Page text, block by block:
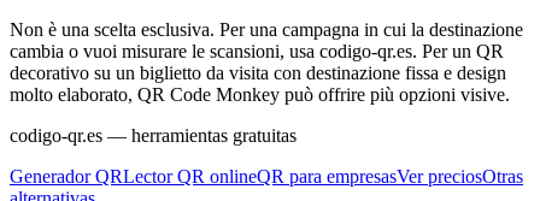
Non è una scelta esclusiva. Per una campagna in cui la destinazione
cambia o vuoi misurare le scansioni, usa codigo-qr.es. Per un QR
decorativo su un biglietto da visita con destinazione fissa e design
molto elaborato, QR Code Monkey può offrire più opzioni visive.
codigo-qr.es — herramientas gratuitas
Generador QRLector QR onlineQR para empresasVer preciosOtras